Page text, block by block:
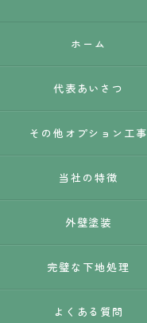
ホーム
代表あいさつ
その他オプション工事
当社の特徴
外壁塗装
完璧な下地処理
よくある質問